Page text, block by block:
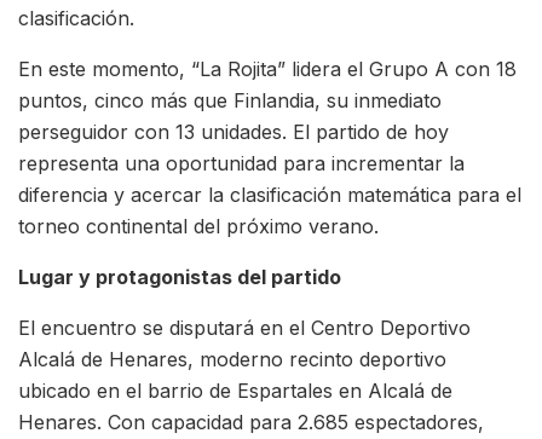
clasificación.
En este momento, “La Rojita” lidera el Grupo A con 18
puntos, cinco más que Finlandia, su inmediato
perseguidor con 13 unidades. El partido de hoy
representa una oportunidad para incrementar la
diferencia y acercar la clasificación matemática para el
torneo continental del próximo verano.
Lugar y protagonistas del partido
El encuentro se disputará en el Centro Deportivo
Alcalá de Henares, moderno recinto deportivo
ubicado en el barrio de Espartales en Alcalá de
Henares. Con capacidad para 2.685 espectadores,